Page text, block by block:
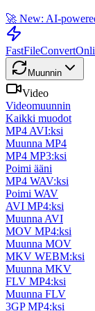
🚀 New: AI-
FastFileConvert
Muunnin
Video
Videomuunnin
Kaikki muodot
MP4 AVI:ksi
Muunna MP4
MP4 MP3:ksi
Poimi ääni
MP4 WAV:ksi
Poimi WAV
AVI MP4:ksi
Muunna AVI
MOV MP4:ksi
Muunna MOV
MKV WEBM:ksi
Muunna MKV
FLV MP4:ksi
Muunna FLV
3GP MP4:ksi